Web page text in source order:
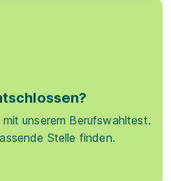
unserem Berufswahltest.
Stelle finden.